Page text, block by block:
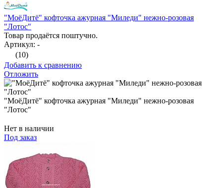
"МоёДитё" кофточка ажурная "Миледи" нежно-розовая
"Лотос"
Товар продаётся поштучно.
Артикул: -
(10)
Добавить к сравнению
Отложить
"МоёДитё" кофточка ажурная "Миледи" нежно-розовая
"Лотос"
Нет в наличии
Под заказ